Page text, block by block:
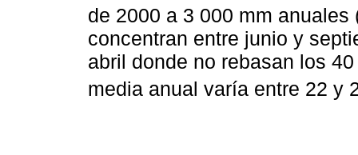
de 2000 a 3 000 mm anuales
concentran entre junio y
abril donde no rebasan los
media anual varía entre 22 y